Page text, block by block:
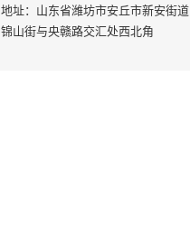
地址：山东省潍坊市安丘市新安街道
锦山街与央赣路交汇处西北角